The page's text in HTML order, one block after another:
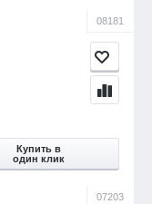
08181
Купить в
один клик
07203